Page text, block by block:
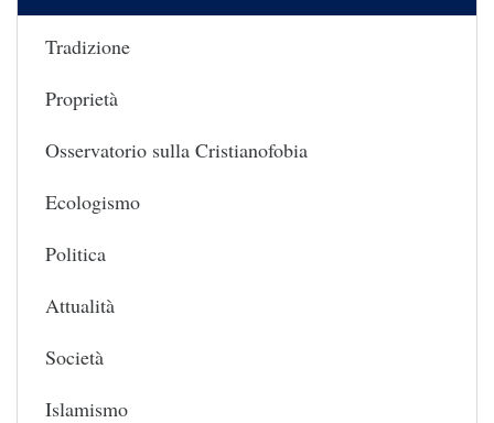
Tradizione
Proprietà
Osservatorio sulla Cristianofobia
Ecologismo
Politica
Attualità
Società
Islamismo